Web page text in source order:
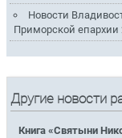
Новости
Приморской епархии
Другие новости
Книга «Святыни